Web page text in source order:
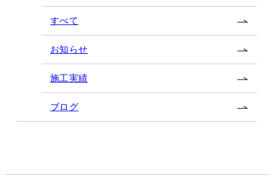
すべて
お知らせ
施工実績
ブログ